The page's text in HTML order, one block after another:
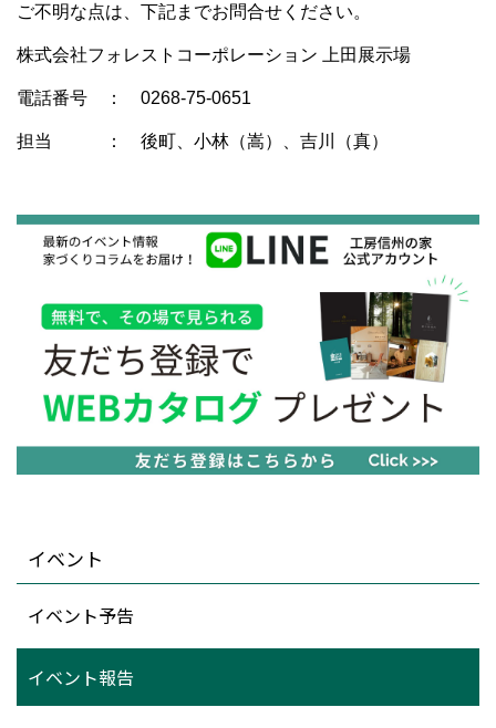
ご不明な点は、下記までお問合せください。
株式会社フォレストコーポレーション 上田展示場
電話番号 ： 0268-75-0651
担当 ： 後町、小林（嵩）、吉川（真）
イベント
イベント予告
イベント報告